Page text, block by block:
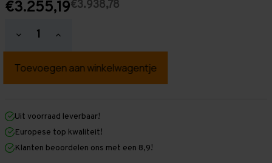
€3.255,19€3.938,78
Hoeveelheid
verlagen
Palletstelling
mm
mm
x
1.100
mm
Hoeveelheid
verhogen
Palletstelling
mm
mm
1.100
mm
Uit voorraad leverbaar!
Europese top kwaliteit!
Klanten beoordelen ons met een 8,9!